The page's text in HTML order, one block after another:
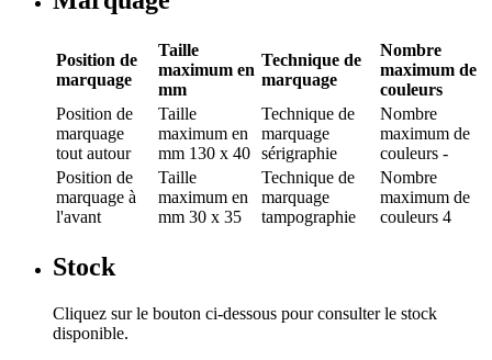
Position de
marquage
Taille
maximum en
mm
Technique de
marquage
Nombre
maximum de
couleurs
Position de
marquage
tout autour
Taille
maximum en
mm 130 x 40
Technique de
marquage
sérigraphie
Nombre
maximum de
couleurs -
Position de
marquage à
l'avant
Taille
maximum en
mm 30 x 35
Technique de
marquage
tampographie
Nombre
maximum de
couleurs 4
Stock
Cliquez sur le bouton ci-dessous pour consulter le stock
disponible.